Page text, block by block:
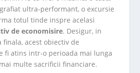
ultra-performant, o excursie
totul tinde inspre acelasi
de economisire. Desigur, in
acest obiectiv de
fi atins intr-o perioada mai lunga
multe sacrificii financiare.